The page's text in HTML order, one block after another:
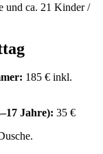
und ca. 21 Kinder /
185 € inkl.
Jahre): 35 €